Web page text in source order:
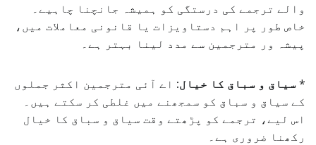
والے ترجمے کی درستگی کو ہمیشہ جانچنا چاہیے۔
خاص طور پر اہم دستاویزات یا قانونی معاملات میں،
پیشہ ور مترجمین سے مدد لینا بہتر ہے۔
*سیاق و سباق کا خیال: اے آئی مترجمین اکثر جملوں
کے سیاق و سباق کو سمجھنے میں غلطی کر سکتے ہیں۔
اس لیے، ترجمے کو پڑھتے وقت سیاق و سباق کا خیال
رکھنا ضروری ہے۔